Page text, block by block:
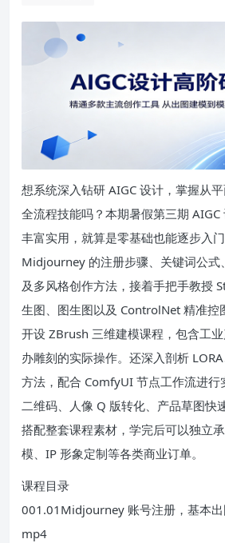
想系统深入钻研 AIGC 设计，掌握从
全流程技能吗？本期暑假第三期
丰富实用，就算是零基础也能逐步入
Midjourney 的注册步骤、关键词公式
及多风格创作方法，接着手把手教授
生图、图生图以及 ControlNet 精准控
开设 ZBrush 三维建模课程，包含工
办雕刻的实际操作。还深入剖析
方法，配合 ComfyUI 节点工作流进行
二维码、人像 Q 版转化、产品草图快
搭配整套课程素材，学完后可以独立
模、IP 形象定制等各类商业订单。
课程目录
001.01Midjourney 账号注册，基本出
mp4